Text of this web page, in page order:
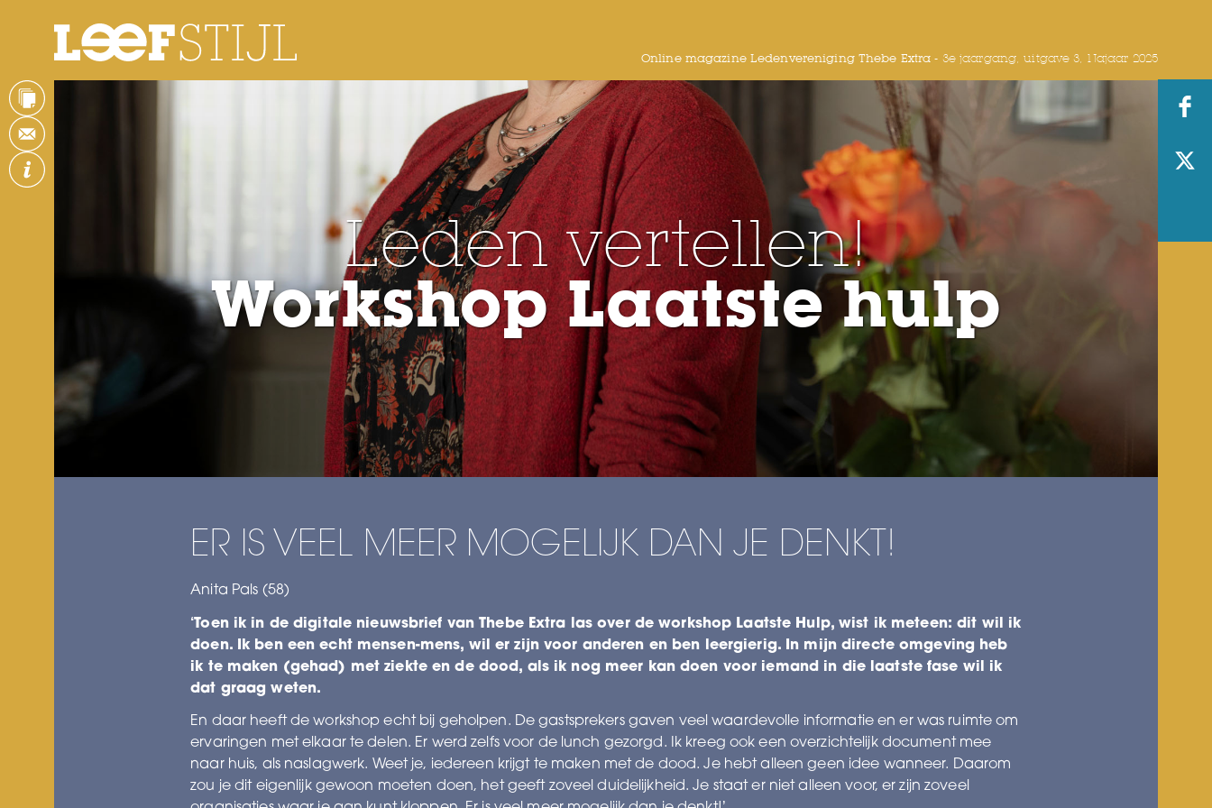
Online magazine Ledenvereniging Thebe Extra - 3e jaargang, uitgave 3, Najaar 2025
Leden vertellen!
Workshop Laatste hulp
ER IS VEEL MEER MOGELIJK DAN JE DENKT!
Anita Pals (58)
‘Toen ik in de digitale nieuwsbrief van Thebe Extra las over de workshop Laatste Hulp, wist ik meteen: dit wil ik
doen. Ik ben een echt mensen-mens, wil er zijn voor anderen en ben leergierig. In mijn directe omgeving heb
ik te maken (gehad) met ziekte en de dood, als ik nog meer kan doen voor iemand in die laatste fase wil ik
dat graag weten.
En daar heeft de workshop echt bij geholpen. De gastsprekers gaven veel waardevolle informatie en er was ruimte om
ervaringen met elkaar te delen. Er werd zelfs voor de lunch gezorgd. Ik kreeg ook een overzichtelijk document mee
naar huis, als naslagwerk. Weet je, iedereen krijgt te maken met de dood. Je hebt alleen geen idee wanneer. Daarom
zou je dit eigenlijk gewoon moeten doen, het geeft zoveel duidelijkheid. Je staat er niet alleen voor, er zijn zoveel